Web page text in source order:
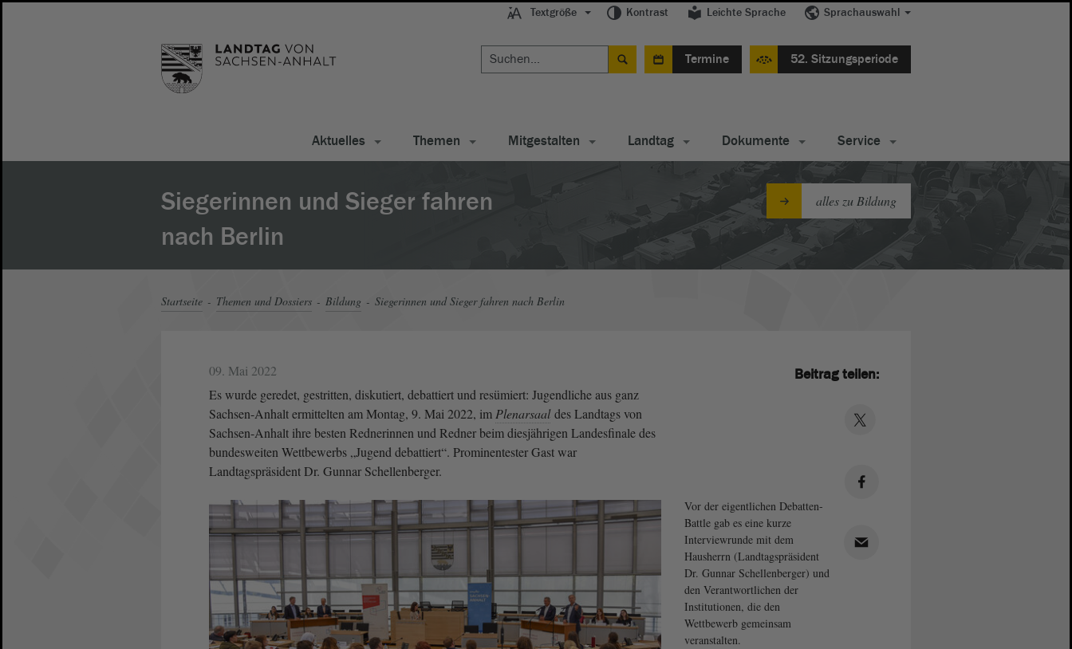
Textgröße Kontrast Leichte Sprache Sprachauswahl
Termine 52. Sitzungsperiode
Aktuelles Themen Mitgestalten Landtag Dokumente Service
Siegerinnen und Sieger fahren
nach Berlin
alles zu Bildung
Startseite Themen und Dossiers Bildung Siegerinnen und Sieger fahren nach Berlin
09. Mai 2022
Es wurde geredet, gestritten, diskutiert, debattiert und resümiert: Jugendliche aus ganz
Sachsen-Anhalt ermittelten am Montag, 9. Mai 2022, im Plenarsaal des Landtags von
Sachsen-Anhalt ihre besten Rednerinnen und Redner beim diesjährigen Landesfinale des
bundesweiten Wettbewerbs „Jugend debattiert“. Prominentester Gast war
Landtagspräsident Dr. Gunnar Schellenberger.
Vor der eigentlichen Debatten-
Battle gab es eine kurze
Interviewrunde mit dem
Hausherrn (Landtagspräsident
Dr. Gunnar Schellenberger) und
den Verantwortlichen der
Institutionen, die den
Wettbewerb gemeinsam
veranstalten.
Beitrag teilen: